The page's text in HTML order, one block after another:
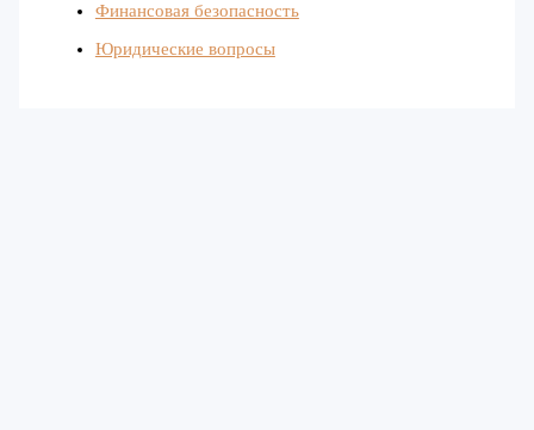
Финансовая безопасность
Юридические вопросы